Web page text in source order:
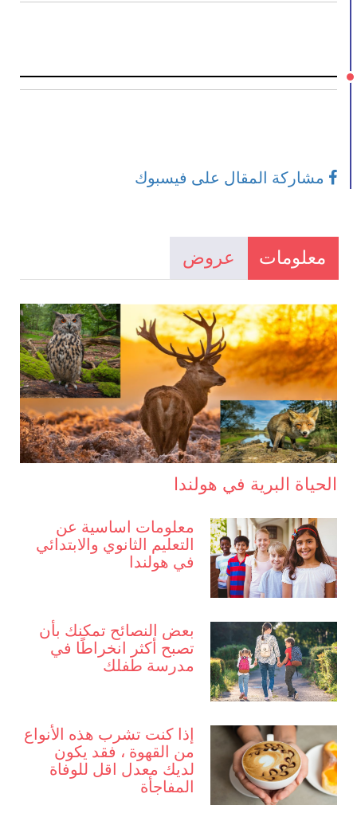
مشاركة المقال على فيسبوك
معلومات عروض
الحياة البرية في هولندا
معلومات اساسية عن
التعليم الثانوي والابتدائي
في هولندا
بعض النصائح تمكنك بأن
تصبح أكثر انخراطًا في
مدرسة طفلك
إذا كنت تشرب هذه الأنواع
من القهوة ، فقد يكون
لديك معدل اقل للوفاة
المفاجأة